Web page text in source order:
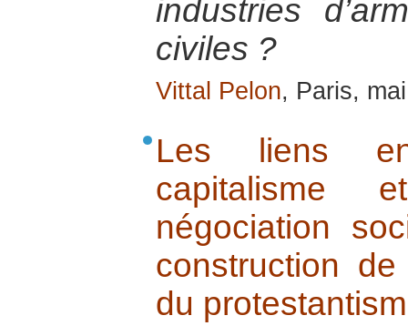
industries
civiles ?
Vittal Pelon, Paris,
Les liens
négociation
construction
du